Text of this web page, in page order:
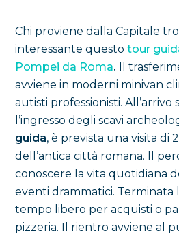
Chi proviene dalla Capitale
interessante questo tour
Pompei da Roma. Il
avviene in moderni minivan
autisti professionisti. All’arrivo
l’ingresso degli scavi
guida, è prevista una visita di
dell’antica città romana. Il
conoscere la vita quotidiana
eventi drammatici. Terminata
tempo libero per acquisti o
pizzeria. Il rientro avviene al